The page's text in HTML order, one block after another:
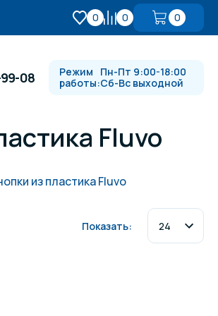
0 0 0
Водопады, водяные пушки и
08
Режим
работы:
Пн-Пт 9:00-18:00
Сб-Вс выходной
Fluvo
из пластика Fluvo
Показать: